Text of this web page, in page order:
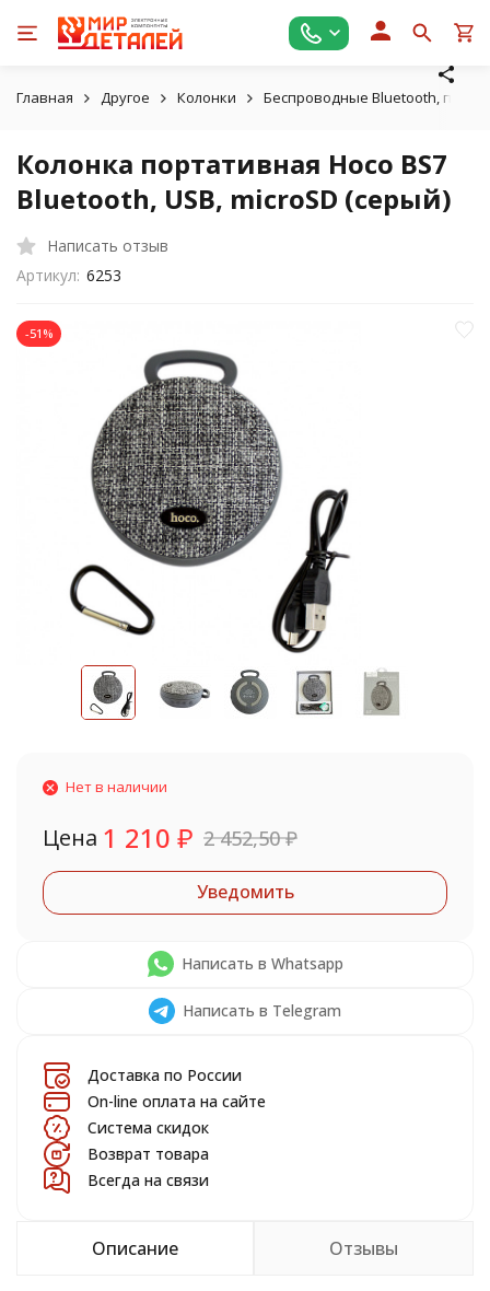
Главная Другое Колонки Беспроводные Bluetooth,
Колонка портативная Hoco BS7
Bluetooth, USB, microSD (серый)
Написать отзыв
Артикул: 6253
-51%
Нет в наличии
Цена 1 210 ₽ 2 452,50₽
Уведомить
Написать в Whatsapp
Написать в Telegram
Доставка по России
On-line оплата на сайте
Система скидок
Возврат товара
Всегда на связи
Описание Отзывы